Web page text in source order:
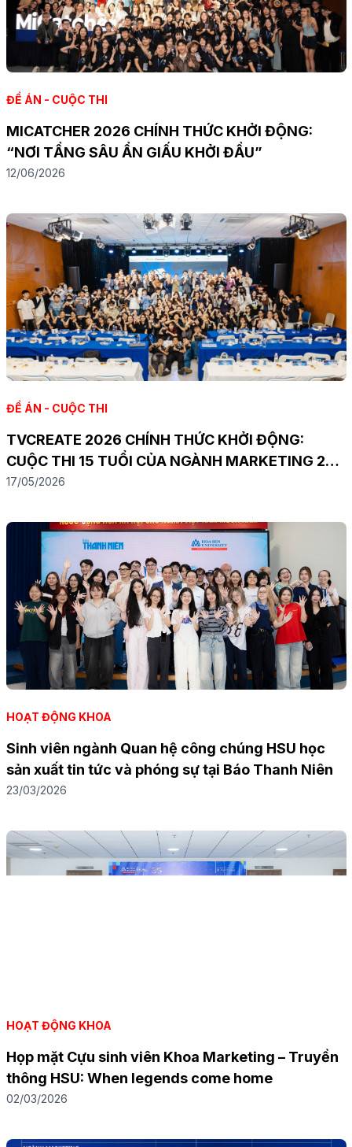
ĐỀ ÁN - CUỘC THI
MICATCHER 2026 CHÍNH THỨC KHỞI ĐỘNG:
“NƠI TẦNG SÂU ẨN GIẤU KHỞI ĐẦU”
12/06/2026
ĐỀ ÁN - CUỘC THI
TVCREATE 2026 CHÍNH THỨC KHỞI ĐỘNG:
CUỘC THI 15 TUỔI CỦA NGÀNH MARKETING 20
NĂM
17/05/2026
HOẠT ĐỘNG KHOA
Sinh viên ngành Quan hệ công chúng HSU học
sản xuất tin tức và phóng sự tại Báo Thanh Niên
23/03/2026
HOẠT ĐỘNG KHOA
Họp mặt Cựu sinh viên Khoa Marketing – Truyền
thông HSU: When legends come home
02/03/2026